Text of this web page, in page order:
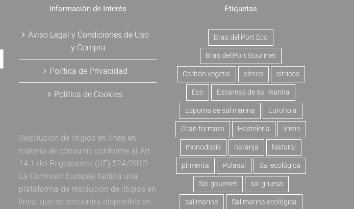
Información de Interés
Aviso Legal y Condiciones de Uso
y Compra
Política de Privacidad
Política de Cookies
Resolución de litigios en línea en
materia de consumo conforme al Art.
14.1 del Reglamento (UE) 524/2013:
La Comisión Europea facilita una
plataforma de resolución de litigios en
línea, que se encuentra disponible en
Etiquetas
Bras del Port Eco
Bras del Port Gourmet
Carbón vegetal cítrico cítricos
Eco Escamas de sal marina
Espuma de sal marina Eurohoja
Gran formato Hostelería limón
monodosis naranja Natural
pimienta Polasal Sal ecológica
Sal gourmet sal gruesa
sal marina Sal marina ecológica